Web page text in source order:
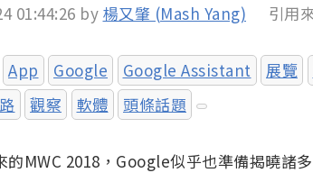
01:44:26 by 楊又肇 (Mash Yang) 引用
App Google Google Assistant 展覽
觀察 軟體 頭條話題
的MWC 2018，Google似乎也準備揭曉諸